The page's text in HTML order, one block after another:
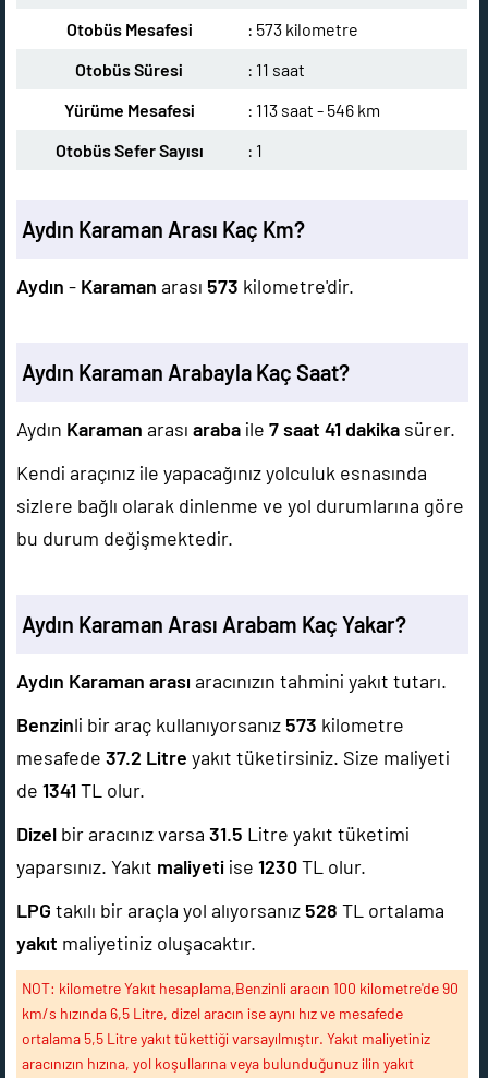
Otobüs Mesafesi
: 573 kilometre
Otobüs Süresi
: 11 saat
Yürüme Mesafesi
: 113 saat - 546 km
Otobüs Sefer Sayısı
: 1
Aydın Karaman Arası Kaç Km?
Aydın - Karaman arası 573 kilometre'dir.
Aydın Karaman Arabayla Kaç Saat?
Aydın Karaman arası araba ile 7 saat 41 dakika sürer.
Kendi araçınız ile yapacağınız yolculuk esnasında
sizlere bağlı olarak dinlenme ve yol durumlarına göre
bu durum değişmektedir.
Aydın Karaman Arası Arabam Kaç Yakar?
Aydın Karaman arasıaracınızın tahmini yakıt tutarı.
Benzinli bir araç kullanıyorsanız 573 kilometre
mesafede 37.2 Litre yakıt tüketirsiniz. Size maliyeti
de 1341TL olur.
Dizel bir aracınız varsa 31.5 Litre yakıt tüketimi
yaparsınız. Yakıt maliyeti ise 1230TL olur.
LPG takılı bir araçla yol alıyorsanız 528 TL ortalama
yakıt maliyetiniz oluşacaktır.
NOT: kilometre Yakıt hesaplama,Benzinli aracın 100 kilometre'de 90
km/s hızında 6,5 Litre, dizel aracın ise aynı hız ve mesafede
ortalama 5,5 Litre yakıt tükettiği varsayılmıştır. Yakıt maliyetiniz
aracınızın hızına, yol koşullarına veya bulunduğunuz ilin yakıt